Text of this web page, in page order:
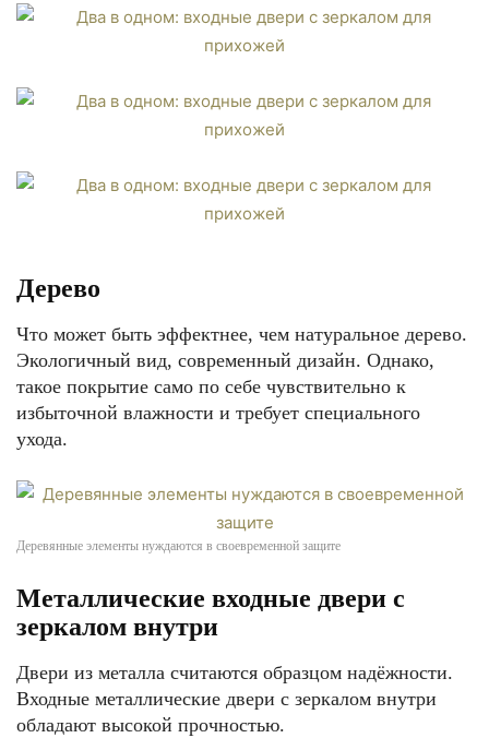
Дерево
Что может быть эффектнее, чем натуральное дерево.
Экологичный вид, современный дизайн. Однако,
такое покрытие само по себе чувствительно к
избыточной влажности и требует специального
ухода.
Деревянные элементы нуждаются в своевременной защите
Металлические входные двери с
зеркалом внутри
Двери из металла считаются образцом надёжности.
Входные металлические двери с зеркалом внутри
обладают высокой прочностью.